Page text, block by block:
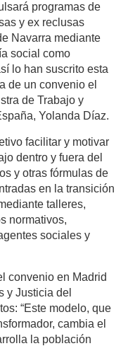
programas de
y ex reclusas
Navarra mediante
social como
lo han suscrito esta
de un convenio el
de Trabajo y
Yolanda Díaz.
facilitar y motivar
dentro y fuera del
y otras fórmulas de
en la transición
talleres,
normativos,
sociales y
convenio en Madrid
y Justicia del
“Este modelo, que
cambia el
la población